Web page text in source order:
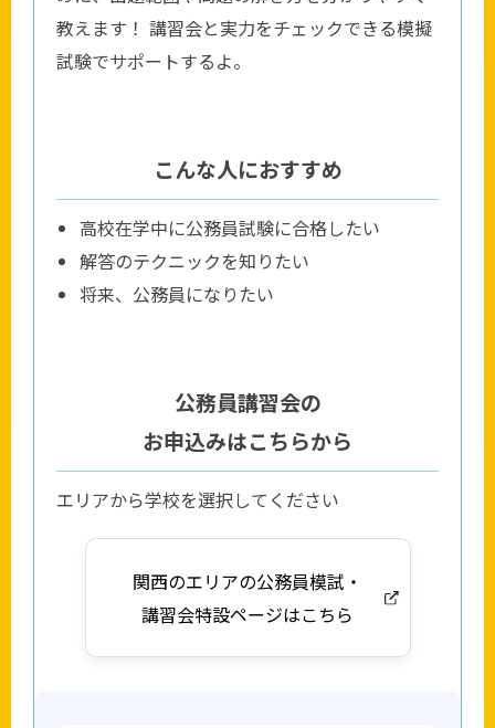
教えます！ 講習会と実力をチェックできる模擬
試験でサポートするよ。
こんな人におすすめ
高校在学中に公務員試験に合格したい
解答のテクニックを知りたい
将来、公務員になりたい
公務員講習会の
お申込みはこちらから
エリアから学校を選択してください
関西のエリアの公務員模試・
講習会特設ページはこちら